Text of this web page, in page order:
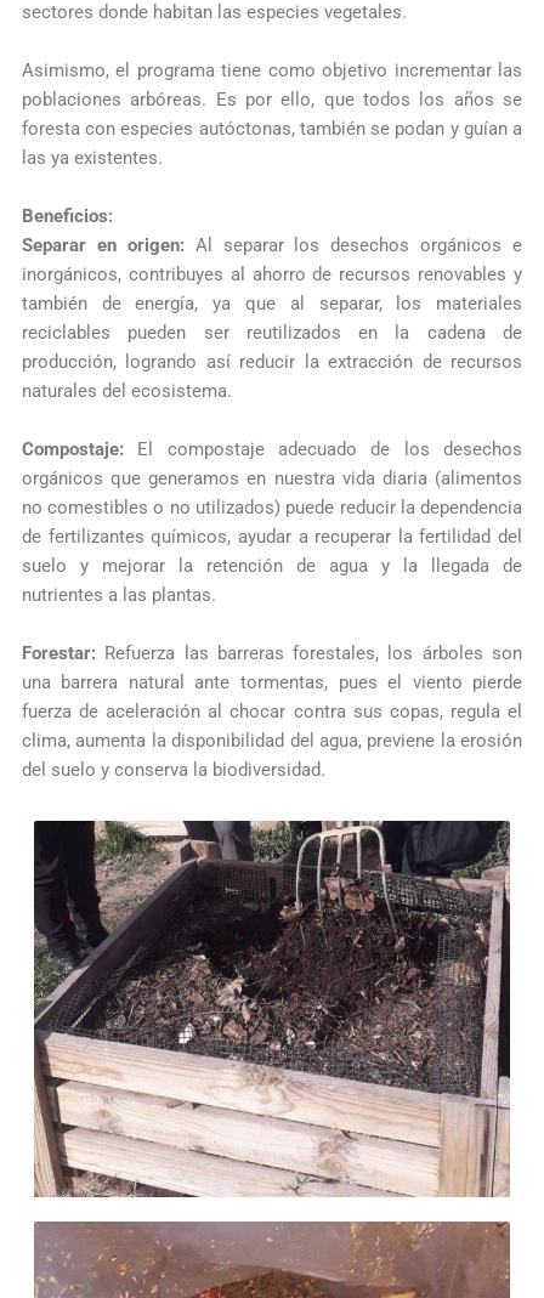
sectores donde habitan las especies vegetales.
Asimismo, el programa tiene como objetivo incrementar las
poblaciones arbóreas. Es por ello, que todos los años se
foresta con especies autóctonas, también se podan y guían a
las ya existentes.
Beneficios:
Separar en origen: Al separar los desechos orgánicos e
inorgánicos, contribuyes al ahorro de recursos renovables y
también de energía, ya que al separar, los materiales
reciclables pueden ser reutilizados en la cadena de
producción, logrando así reducir la extracción de recursos
naturales del ecosistema.
Compostaje: El compostaje adecuado de los desechos
orgánicos que generamos en nuestra vida diaria (alimentos
no comestibles o no utilizados) puede reducir la dependencia
de fertilizantes químicos, ayudar a recuperar la fertilidad del
suelo y mejorar la retención de agua y la llegada de
nutrientes a las plantas.
Forestar: Refuerza las barreras forestales, los árboles son
una barrera natural ante tormentas, pues el viento pierde
fuerza de aceleración al chocar contra sus copas, regula el
clima, aumenta la disponibilidad del agua, previene la erosión
del suelo y conserva la biodiversidad.